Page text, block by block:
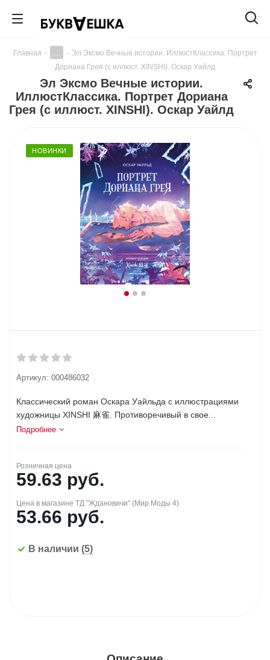
Главная - - Эл Эксмо Вечные истории. ИллюстКлассика. Портрет
Дориана Грея (с иллюст. XINSHI). Оскар Уайлд
Эл Эксмо Вечные истории.
ИллюстКлассика. Портрет Дориана
Грея (с иллюст. XINSHI). Оскар Уайлд
НОВИНКИ
Артикул: 000486032
Классический роман Оскара Уайльда с иллюстрациями
художницы XINSHI 麻雀. Противоречивый в свое...
Подробнее
Розничная цена
59.63 руб.
Цена в магазине ТД "Ждановичи" (Мир Моды 4)
53.66 руб.
В наличии (5)